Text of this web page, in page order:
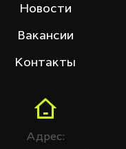
Адрес:
Новости
Вакансии
Контакты